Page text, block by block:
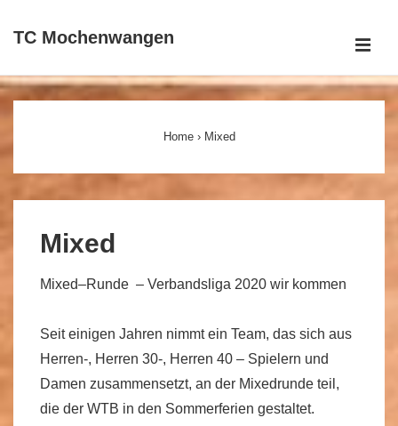
ZumTC Mochenwangen
Main
Navigation
Home › Mixed
Mixed
Mixed–Runde – Verbandsliga 2020 wir kommen
Seit einigen Jahren nimmt ein Team, das sich aus
Herren-, Herren 30-, Herren 40 – Spielern und
Damen zusammensetzt, an der Mixedrunde teil,
die der WTB in den Sommerferien gestaltet.